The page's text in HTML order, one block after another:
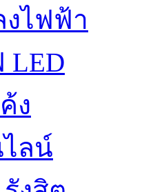
ไฟฟ้า
LED
ง
ลน์